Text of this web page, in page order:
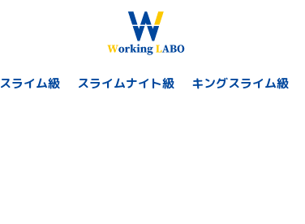
スライム級 スライムナイト級 キングスライム級